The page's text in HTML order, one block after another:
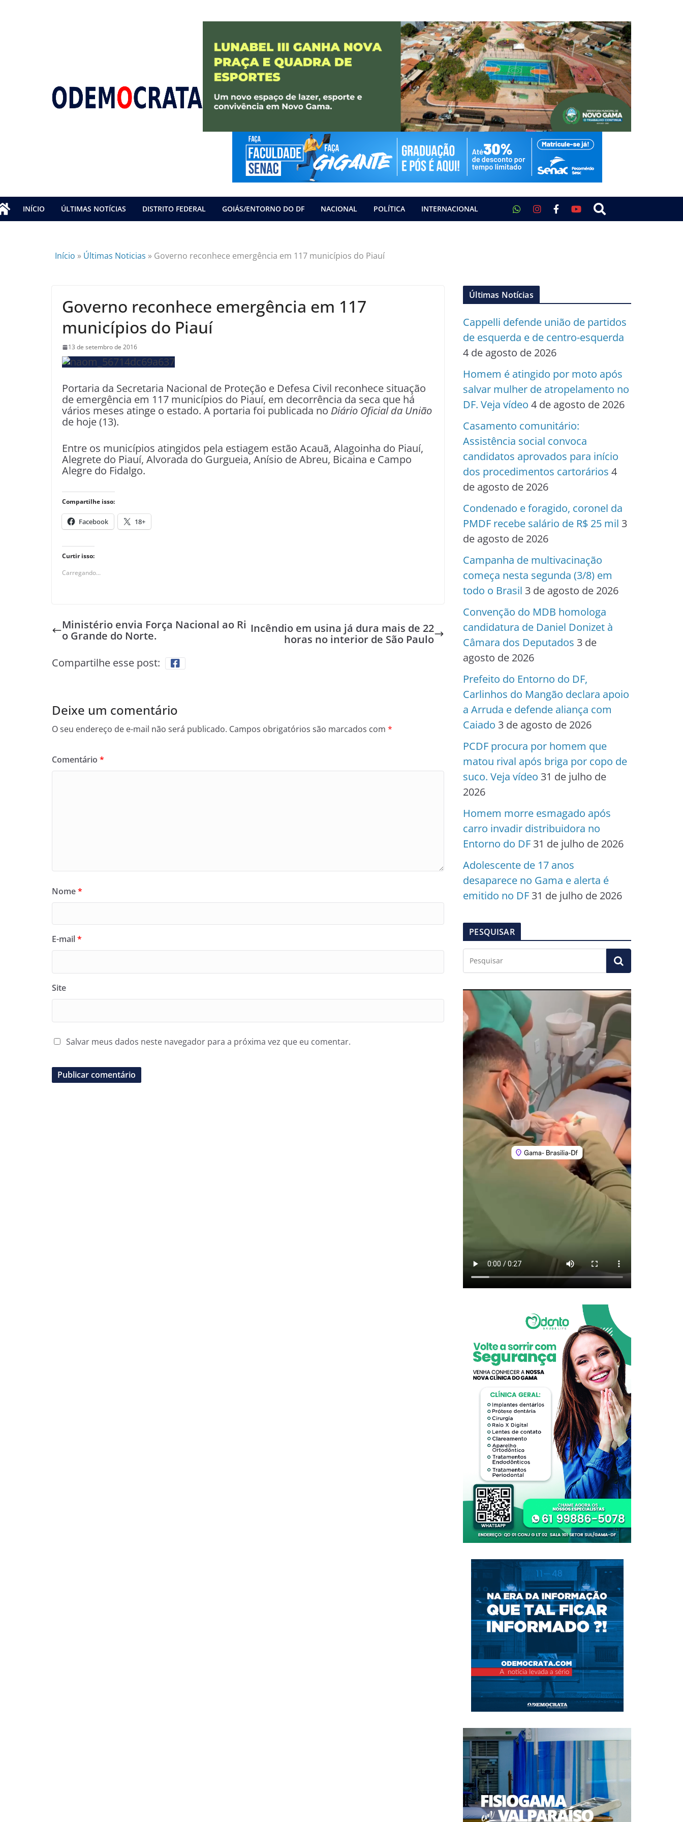
INÍCIO ÚLTIMAS NOTÍCIAS DISTRITO FEDERAL GOIÁS/ENTORNO DO DF NACIONAL POLÍTICA INTERNACIONAL
Início » Últimas Noticias » Governo reconhece emergência em 117 municípios do Piauí
Governo reconhece emergência em 117
municípios do Piauí
13 de setembro de 2016
Portaria da Secretaria Nacional de Proteção e Defesa Civil reconhece situação
de emergência em 117 municípios do Piauí, em decorrência da seca que há
vários meses atinge o estado. A portaria foi publicada no Diário Oficial da União
de hoje (13).
Entre os municípios atingidos pela estiagem estão Acauã, Alagoinha do Piauí,
Alegrete do Piauí, Alvorada do Gurgueia, Anísio de Abreu, Bicaina e Campo
Alegre do Fidalgo.
Compartilhe isso:
Facebook 18+
Curtir isso:
Carregando...
Ministério envia Força Nacional ao Ri
o Grande do Norte.
Incêndio em usina já dura mais de 22
horas no interior de São Paulo
Compartilhe esse post:
Deixe um comentário
O seu endereço de e-mail não será publicado. Campos obrigatórios são marcados com *
Comentário *
Nome*
E-mail*
Site
Salvar meus dados neste navegador para a próxima vez que eu comentar.
Últimas Notícias
Cappelli defende união de partidos
de esquerda e de centro-esquerda
4 de agosto de 2026
Homem é atingido por moto após
salvar mulher de atropelamento no
DF. Veja vídeo 4 de agosto de 2026
Casamento comunitário:
Assistência social convoca
candidatos aprovados para início
dos procedimentos cartorários 4
de agosto de 2026
Condenado e foragido, coronel da
PMDF recebe salário de R$ 25 mil 3
de agosto de 2026
Campanha de multivacinação
começa nesta segunda (3/8) em
todo o Brasil 3 de agosto de 2026
Convenção do MDB homologa
candidatura de Daniel Donizet à
Câmara dos Deputados 3 de
agosto de 2026
Prefeito do Entorno do DF,
Carlinhos do Mangão declara apoio
a Arruda e defende aliança com
Caiado 3 de agosto de 2026
PCDF procura por homem que
matou rival após briga por copo de
suco. Veja vídeo 31 de julho de
2026
Homem morre esmagado após
carro invadir distribuidora no
Entorno do DF 31 de julho de 2026
Adolescente de 17 anos
desaparece no Gama e alerta é
emitido no DF 31 de julho de 2026
PESQUISAR